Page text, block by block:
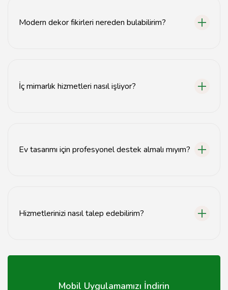
Modern dekor fikirleri nereden bulabilirim?
İç mimarlık hizmetleri nasıl işliyor?
Ev tasarımı için profesyonel destek almalı mıyım?
Hizmetlerinizi nasıl talep edebilirim?
iletişim formunu doldurabilir veya doğrudan telefonla
Mobil Uygulamamızı İndirin